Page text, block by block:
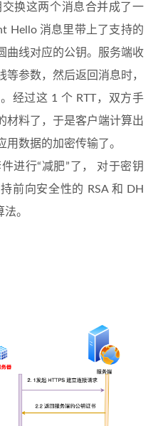
交换这两个消息合并成了一
Hello 消息里带上了支持的
曲线对应的公钥。服务端收
等参数，然后返回消息时，
经过这 1 个 RTT，双方手
材料了，于是客户端计算出
用数据的加密传输了。
进行“减肥”了， 对于密钥
前向安全性的 RSA 和 DH
。